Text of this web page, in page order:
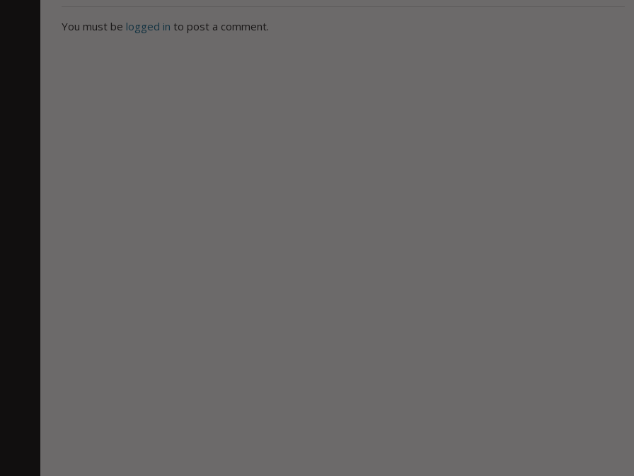
You must be logged in to post a comment.